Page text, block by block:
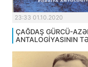
23:33 01.10.2020
ÇAĞDAŞ GÜRCÜ-
ANTALOGİYASININ